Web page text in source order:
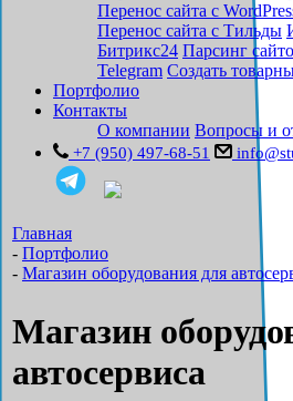
Перенос сайта с
Перенос сайта с Тильды
Битрикс24 Парсинг
Telegram Создать
Портфолио
Контакты
О компании Вопросы и
+7 (950) 497-68-51
Главная
- Портфолио
- Магазин оборудования для
Магазин
автосервиса